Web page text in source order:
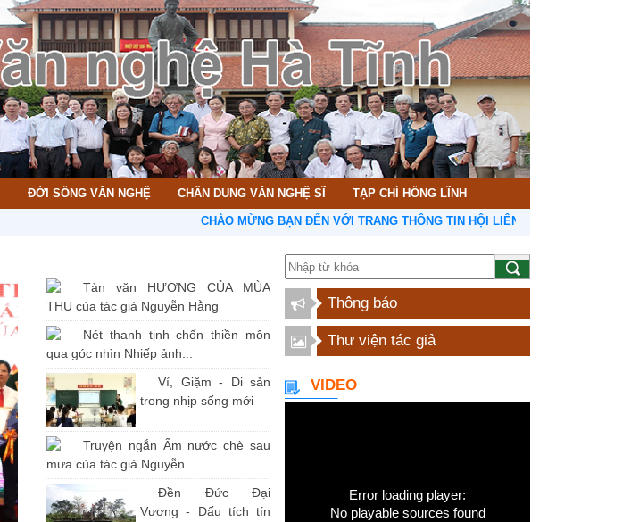
ĐỜI SỐNG VĂN NGHỆ CHÂN DUNG VĂN NGHỆ SĨ TẠP CHÍ HỒNG LĨNH
CHÀO MỪNG BẠN ĐẾN VỚI TRANG THÔNG TIN HỘI LIÊN HIỆP VĂN HỌC NGHỆ
Tản văn HƯƠNG CỦA MÙA
THU của tác giả Nguyễn Hằng
Nét thanh tịnh chốn thiền môn
qua góc nhìn Nhiếp ảnh...
Ví, Giặm - Di sản
trong nhịp sống mới
Truyện ngắn Ấm nước chè sau
mưa của tác giả Nguyễn...
Đền Đức Đại
Vương - Dấu tích tín
Thông báo
Thư viện tác giả
VIDEO
Error loading player:
No playable sources found